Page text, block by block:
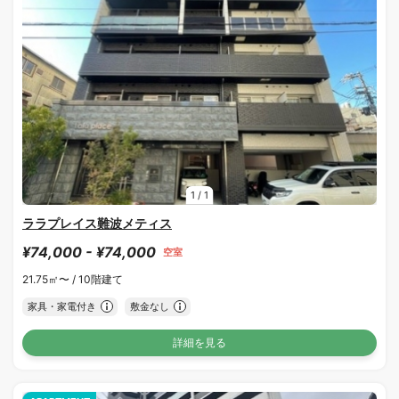
1 / 1
ララプレイス難波メティス
¥74,000 - ¥74,000 空室
21.75㎡〜 / 10階建て
家具・家電付き 敷金なし
詳細を見る